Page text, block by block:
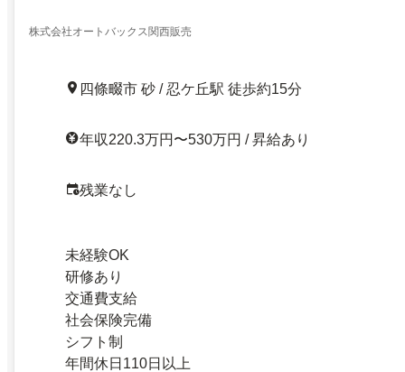
株式会社オートバックス関西販売
四條畷市 砂 / 忍ケ丘駅 徒歩約15分
年収220.3万円〜530万円 / 昇給あり
残業なし
未経験OK
研修あり
交通費支給
社会保険完備
シフト制
年間休日110日以上